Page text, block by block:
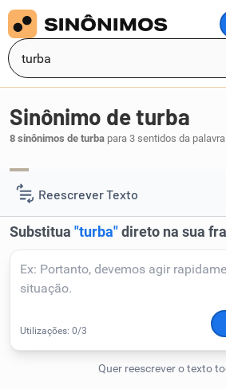
Reescrever Texto
Resumir Texto
Corrigir Texto
Detector de IA
Humanizador de IA
Sinônimo de turba
8 sinônimos de turba para 3 sentidos da palavra